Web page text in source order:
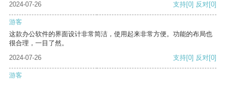
2024-07-26
支持[0] 反对[0]
游客
这款办公软件的界面设计非常简洁，使用起来非常方便。功能的布局也
很合理，一目了然。
2024-07-26
支持[0] 反对[0]
游客